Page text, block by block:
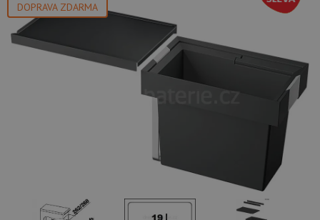
DOPRAVA ZDARMA